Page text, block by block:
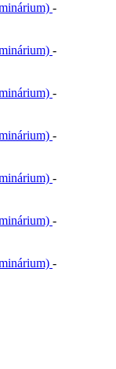
-
-
-
-
-
-
-